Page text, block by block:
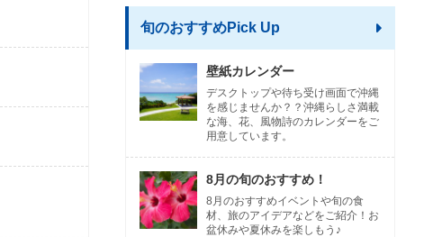
旬のおすすめPick Up
壁紙カレンダー
デスクトップや待ち受け画面で沖縄
を感じませんか？？沖縄らしさ満載
な海、花、風物詩のカレンダーをご
用意しています。
8月の旬のおすすめ！
8月のおすすめイベントや旬の食
材、旅のアイデアなどをご紹介！お
盆休みや夏休みを楽しもう♪